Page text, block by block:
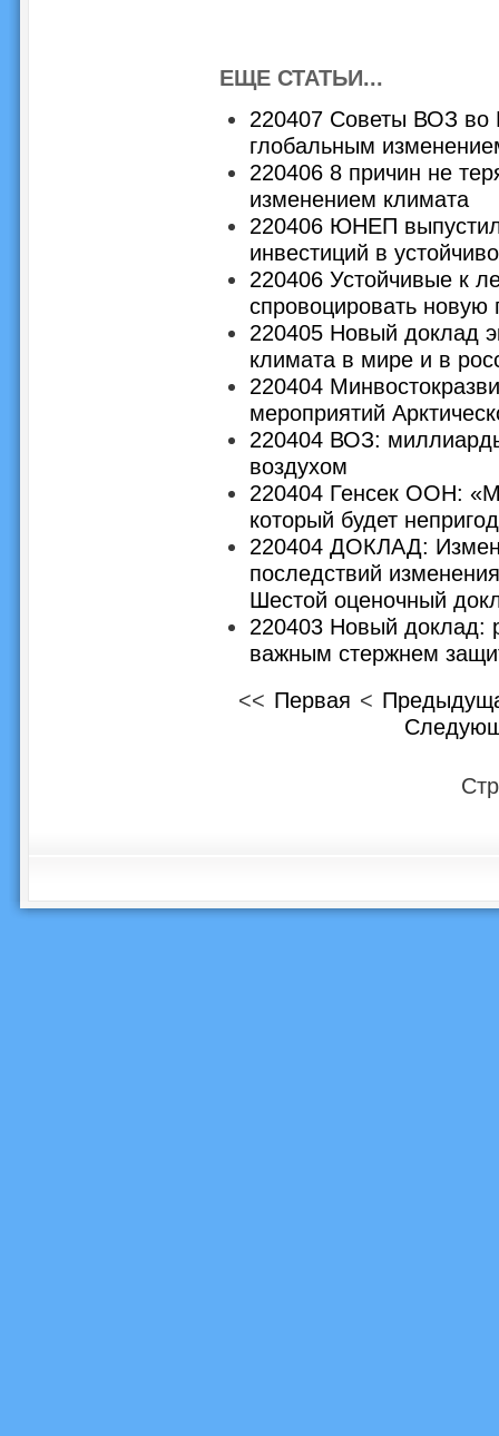
ЕЩЕ СТАТЬИ...
220407 Советы ВОЗ во
глобальным
220406 8 причин не
изменением климата
220406 ЮНЕП
инвестиций в
220406 Устойчивые к
спровоцировать
220405 Новый доклад
климата в мире и в
220404
мероприятий
220404 ВОЗ:
воздухом
220404 Генсек ООН:
который будет
220404 ДОКЛАД:
последствий
Шестой оценочный
220403 Новый доклад:
важным стержнем
<< Первая <